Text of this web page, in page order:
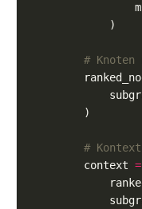
# Knoten
#
        context
=